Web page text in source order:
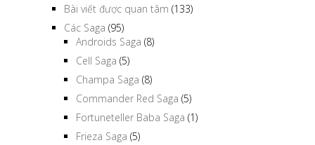
Bài viết được quan tâm (133)
Các Saga (95)
Androids Saga (8)
Cell Saga (5)
Champa Saga (8)
Commander Red Saga (5)
Fortuneteller Baba Saga (1)
Frieza Saga (5)